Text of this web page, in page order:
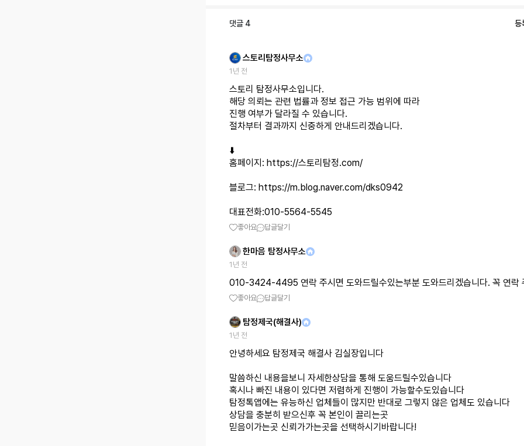
댓글 4 등
스토리탐정사무소
1년 전
스토리 탐정사무소입니다.
해당 의뢰는 관련 법률과 정보 접근 가능 범위에 따라
진행 여부가 달라질 수 있습니다.
절차부터 결과까지 신중하게 안내드리겠습니다.
⬇️
홈페이지: https://스토리탐정.com/
블로그: https://m.blog.naver.com/dks0942
대표전화:010-5564-5545
좋아요 답글달기
한마음 탐정사무소
1년 전
010-3424-4495 연락 주시면 도와드릴수있는부분 도와드리겠습니다. 꼭 연락
좋아요 답글달기
탐정제국(해결사)
1년 전
안녕하세요 탐정제국 해결사 김실장입니다
말씀하신 내용을보니 자세한상담을 통해 도움드릴수있습니다
혹시나 빠진 내용이 있다면 저렴하게 진행이 가능할수도있습니다
탐정톡앱에는 유능하신 업체들이 많지만 반대로 그렇지 않은 업체도 있습니다
상담을 충분히 받으신후 꼭 본인이 끌리는곳
믿음이가는곳 신뢰가가는곳을 선택하시기바랍니다!